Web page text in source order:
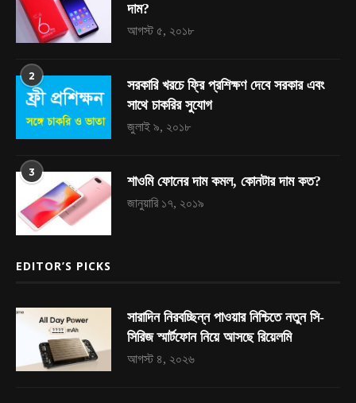
দাম?
আগস্ট ৫, ২০১৮
2
সরকারি খরচে ফ্রি প্রশিক্ষণ দেবে সরকার এবং
সাথে চাকরির সুযোগ
জুলাই ৯, ২০১৮
3
শাওমি ফোনের দাম কমল, কোনটার দাম কত?
জানুয়ারি ১৭, ২০১৯
EDITOR’S PICKS
সারাদিন নিরবচ্ছিন্ন পাওয়ার নিশ্চিতে নতুন সি-
সিরিজ স্মার্টফোন নিয়ে আসছে রিয়েলমি
আগস্ট ৪, ২০২৬